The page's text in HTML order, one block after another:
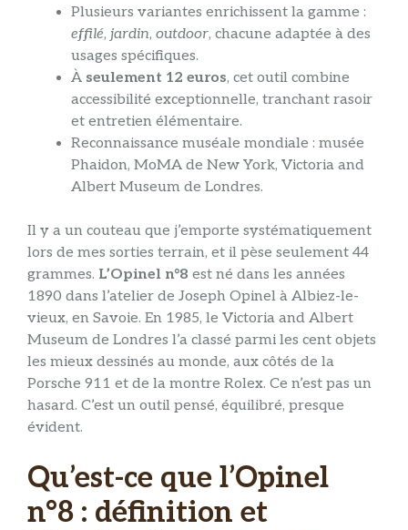
Plusieurs variantes enrichissent la gamme :
effilé, jardin, outdoor, chacune adaptée à des
usages spécifiques.
À seulement 12 euros, cet outil combine
accessibilité exceptionnelle, tranchant rasoir
et entretien élémentaire.
Reconnaissance muséale mondiale : musée
Phaidon, MoMA de New York, Victoria and
Albert Museum de Londres.
Il y a un couteau que j’emporte systématiquement
lors de mes sorties terrain, et il pèse seulement 44
grammes. L’Opinel n°8 est né dans les années
1890 dans l’atelier de Joseph Opinel à Albiez-le-
vieux, en Savoie. En 1985, le Victoria and Albert
Museum de Londres l’a classé parmi les cent objets
les mieux dessinés au monde, aux côtés de la
Porsche 911 et de la montre Rolex. Ce n’est pas un
hasard. C’est un outil pensé, équilibré, presque
évident.
Qu’est-ce que l’Opinel
n°8 : définition et